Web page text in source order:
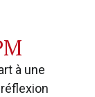
à une